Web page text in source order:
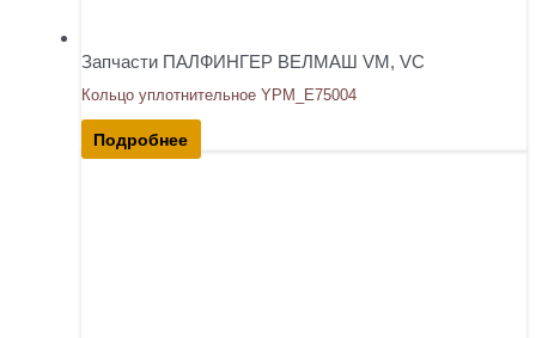
Запчасти ПАЛФИНГЕР ВЕЛМАШ VM, VC
Кольцо уплотнительное YPM_E75004
Подробнее